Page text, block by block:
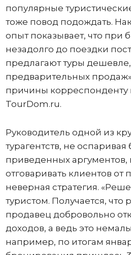
популярные
тоже повод подождать.
опыт показывает, что при
незадолго до поездки
предлагают туры
предварительных
причины корреспонденту
TourDom.ru.
Руководитель одной из
турагентств, не
приведенных аргументов,
отговаривать клиентов от
неверная стратегия.
туристом. Получается, что
продавец добровольно
доходов, а ведь это
например, по итогам